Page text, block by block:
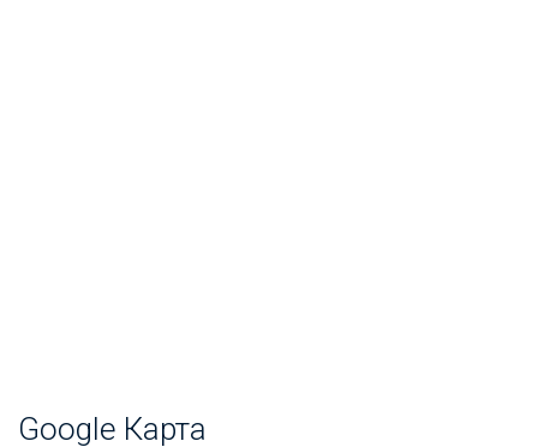
Google Карта